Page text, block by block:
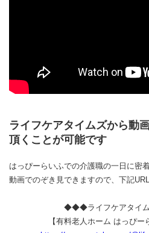
ライフケアタイムズから動
頂くことが可能です
はっぴーらいふでの介護職の一日に密
動画でのぞき見できますので、下記
◆◆◆ライフケアタイム
【有料老人ホーム はっぴーら